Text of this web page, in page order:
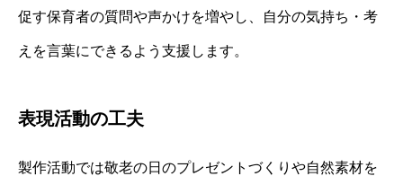
促す保育者の質問や声かけを増やし、自分の気持ち・考
えを言葉にできるよう支援します。
表現活動の工夫
製作活動では敬老の日のプレゼントづくりや自然素材を